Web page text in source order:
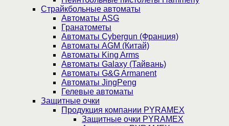
Страйкбольные автоматы
Автоматы ASG
Гранатометы
Автоматы Cybergun (Франция)
Автоматы AGM (Китай)
Автоматы King Arms
Автоматы Galaxy (Тайвань)
Автоматы G&G Armanent
Автоматы JingPeng
Гелевые автоматы
Защитные очки
Продукция компании PYRAMEX
Защитные очки PYRAMEX